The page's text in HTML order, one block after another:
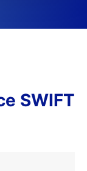
SWIFT